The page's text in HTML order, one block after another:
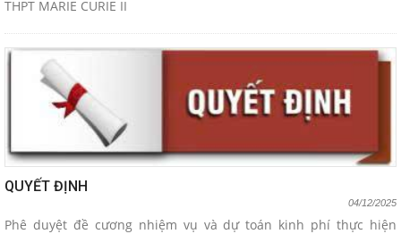
THPT MARIE CURIE II
QUYẾT ĐỊNH
04/12/2025
Phê duyệt đề cương nhiệm vụ và dự toán kinh phí thực hiện